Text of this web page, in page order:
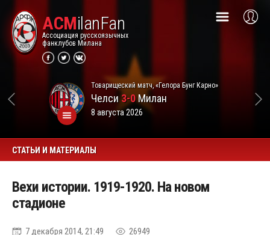
ACMilanFan
Ассоциация русскоязычных
фанклубов Милана
Товарищеский матч, «Гелора Бунг Карно»
Челси3-0Милан
8 августа 2026
СТАТЬИ И МАТЕРИАЛЫ
Вехи истории. 1919-1920. На новом
стадионе
7 декабря 2014, 21:49
26949